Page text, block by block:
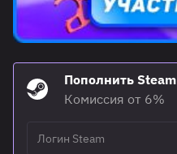
Пополнить Steam
Комиссия от 6%